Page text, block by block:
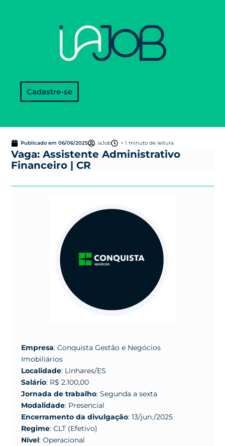
Cadastre-se
Publicado em 06/06/2025 iaJob < 1 minuto de leitura
Vaga: Assistente Administrativo
Financeiro | CR
Empresa: Conquista Gestão e Negócios
Imobiliários
Localidade: Linhares/ES
Salário: R$ 2.100,00
Jornada de trabalho: Segunda a sexta
Modalidade: Presencial
Encerramento da divulgação: 13/jun./2025
Regime: CLT (Efetivo)
Nível: Operacional